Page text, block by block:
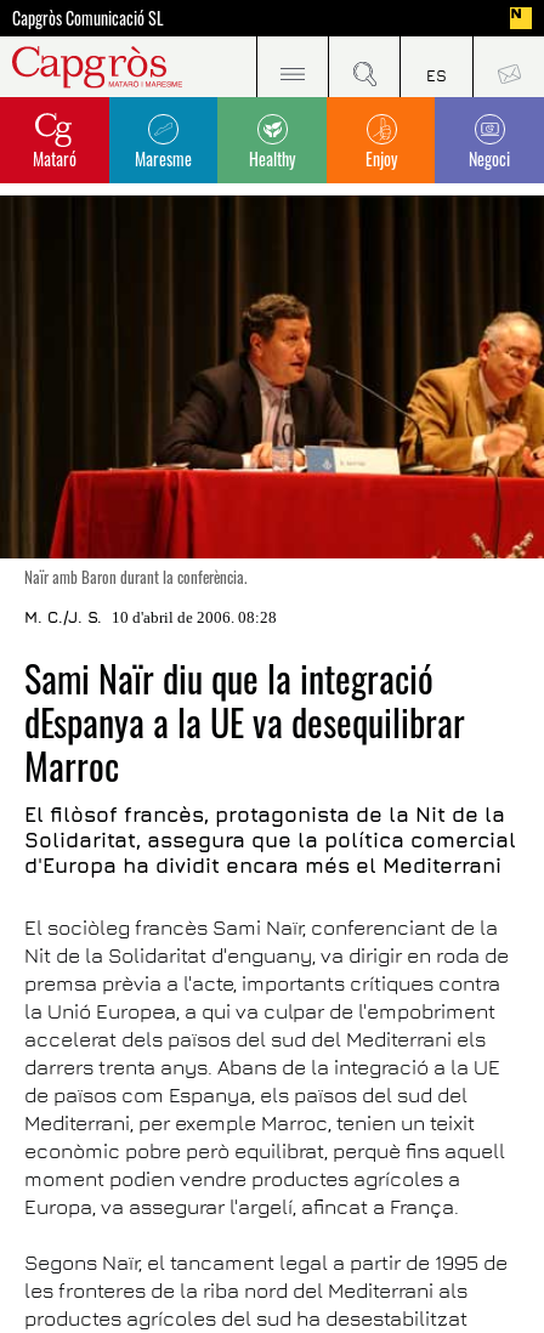
Capgròs Comunicació SL
Mataró Maresme Healthy Enjoy Negoci
Naïr amb Baron durant la conferència.
M. C./J. S. 10 d'abril de 2006. 08:28
Sami Naïr diu que la integració
dEspanya a la UE va desequilibrar
Marroc
El filòsof francès, protagonista de la Nit de la
Solidaritat, assegura que la política comercial
d'Europa ha dividit encara més el Mediterrani
El sociòleg francès Sami Naïr, conferenciant de la
Nit de la Solidaritat d'enguany, va dirigir en roda de
premsa prèvia a l'acte, importants crítiques contra
la Unió Europea, a qui va culpar de l'empobriment
accelerat dels països del sud del Mediterrani els
darrers trenta anys. Abans de la integració a la UE
de països com Espanya, els països del sud del
Mediterrani, per exemple Marroc, tenien un teixit
econòmic pobre però equilibrat, perquè fins aquell
moment podien vendre productes agrícoles a
Europa, va assegurar l'argelí, afincat a França.
Segons Naïr, el tancament legal a partir de 1995 de
les fronteres de la riba nord del Mediterrani als
productes agrícoles del sud ha desestabilitzat